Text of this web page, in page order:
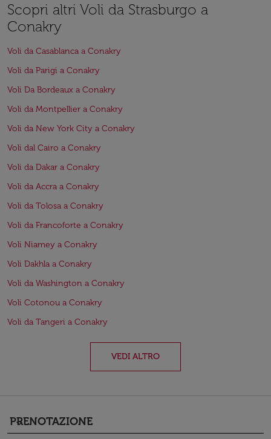
Scopri altri Voli da Strasburgo a
Conakry
Voli da Casablanca a Conakry
Voli da Parigi a Conakry
Voli Da Bordeaux a Conakry
Voli da Montpellier a Conakry
Voli da New York City a Conakry
Voli dal Cairo a Conakry
Voli da Dakar a Conakry
Voli da Accra a Conakry
Voli da Tolosa a Conakry
Voli da Francoforte a Conakry
Voli Niamey a Conakry
Voli Dakhla a Conakry
Voli da Washington a Conakry
Voli Cotonou a Conakry
Voli da Tangeri a Conakry
VEDI ALTRO
PRENOTAZIONE
keyboard_arrow_down